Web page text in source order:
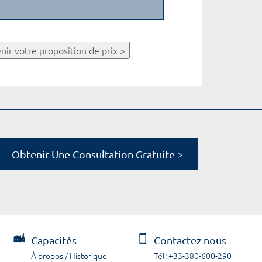
votre proposition de prix >
Obtenir Une Consultation Gratuite >
Capacités
À propos / Historique
Contactez nous
Tél: +33-380-600-290